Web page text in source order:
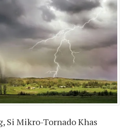
Si Mikro-Tornado Khas